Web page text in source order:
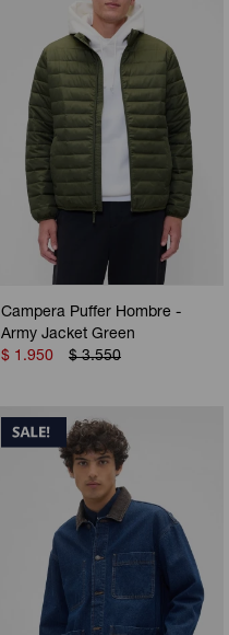
Campera Puffer Hombre -
Army Jacket Green
$ 1.950 $ 3.550